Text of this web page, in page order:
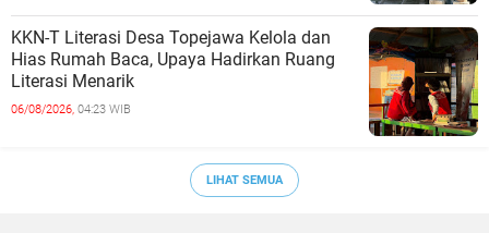
KKN-T Literasi Desa Topejawa Kelola dan
Hias Rumah Baca, Upaya Hadirkan Ruang
Literasi Menarik
06/08/2026, 04:23 WIB
LIHAT SEMUA